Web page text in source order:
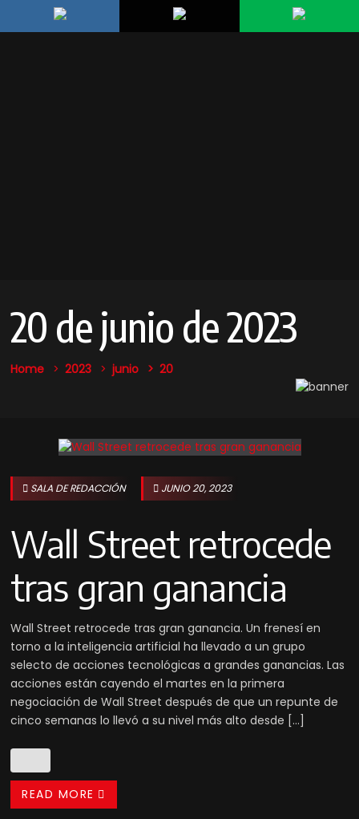
20 de junio de 2023
Home 2023 junio 20
SALA DE REDACCIÓN JUNIO 20, 2023
Wall Street retrocede
tras gran ganancia
Wall Street retrocede tras gran ganancia. Un frenesí en
torno a la inteligencia artificial ha llevado a un grupo
selecto de acciones tecnológicas a grandes ganancias. Las
acciones están cayendo el martes en la primera
negociación de Wall Street después de que un repunte de
cinco semanas lo llevó a su nivel más alto desde […]
READ MORE